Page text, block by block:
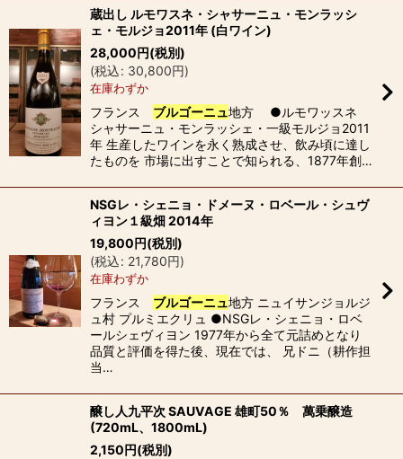
蔵出し ルモワスネ・シャサーニュ・モンラッシ
ェ・モルジョ2011年 (白ワイン)
28,000円(税別)
(税込: 30,800円)
在庫わずか
フランス ブルゴーニュ地方 ●ルモワッスネ
シャサーニュ・モンラッシェ・一級モルジョ2011
年 生産したワインを永く熟成させ、飲み頃に達し
たものを 市場に出すことで知られる、1877年創…
NSGレ・シェニョ・ドメーヌ・ロベール・シュヴ
ィヨン１級畑 2014年
19,800円(税別)
(税込: 21,780円)
在庫わずか
フランス ブルゴーニュ地方 ニュイサンジョルジ
ュ村 プルミエクリュ ●NSGレ・シェニョ・ロベ
ールシェヴィヨン 1977年から全て元詰めとなり
品質と評価を得た後、現在では、 兄ドニ（耕作担
当…
醸し人九平次 SAUVAGE 雄町50％ 萬乗醸造
(720mL、1800mL)
2,150円(税別)